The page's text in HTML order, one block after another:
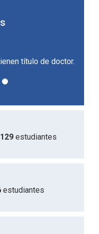
129 estudiantes
estudiantes